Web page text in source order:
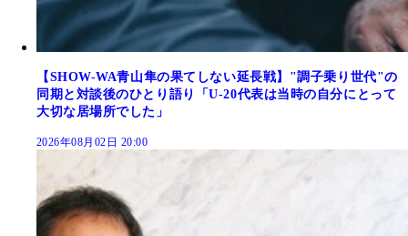
【SHOW-WA青山隼の果てしない延長戦】"調子乗り世代"の
同期と対談後のひとり語り「U-20代表は当時の自分にとって
大切な居場所でした」
2026年08月02日 20:00